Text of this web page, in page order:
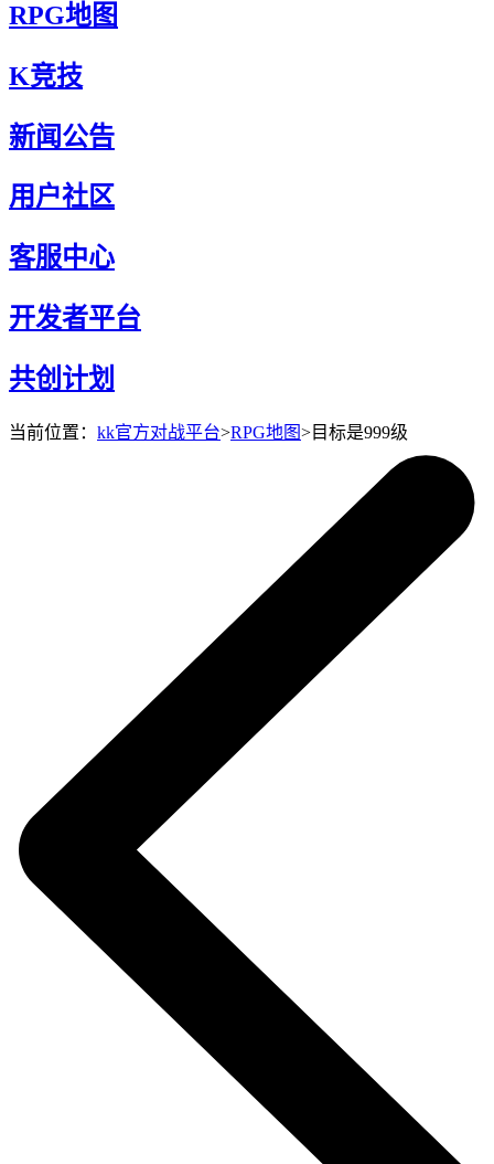
RPG地图
K竞技
新闻公告
用户社区
客服中心
开发者平台
共创计划
当前位置： kk官方对战平台>RPG地图>目标是999级